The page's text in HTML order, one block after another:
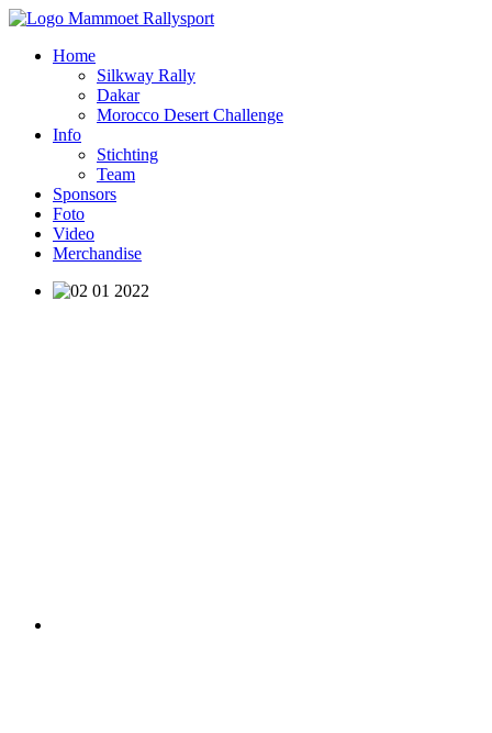
Home
Silkway Rally
Dakar
Morocco Desert Challenge
Info
Stichting
Team
Sponsors
Foto
Video
Merchandise